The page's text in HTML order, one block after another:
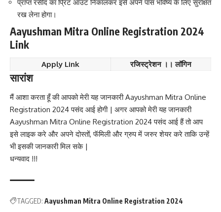
प्राप्त रसीद का प्रिंट आउट निकालकर इसे अपने पास भविष्य के लिए सुरक्षित
रख लेना होगा।
Aayushman Mitra Online Registration 2024
Link
Apply Link रजिस्ट्रेशन।।लॉगिन
सारांश
मैं आशा करता हूँ की आपको मेरी यह जानकारी Aayushman Mitra Online
Registration 2024 पसंद आई होगी | अगर आपको मेरी यह जानकारी
Aayushman Mitra Online Registration 2024 पसंद आई हैं तो आप
इसे लाइक करे और अपने दोस्तों, फॅमिली और ग्रुप में जरुर शेयर करे ताकि उन्हें
भी इसकी जानकारी मिल सके |
धन्यवाद !!!
TAGGED: Aayushman Mitra Online Registration 2024